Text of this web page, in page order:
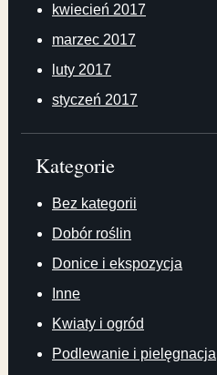
kwiecień 2017
marzec 2017
luty 2017
styczeń 2017
Kategorie
Bez kategorii
Dobór roślin
Donice i ekspozycja
Inne
Kwiaty i ogród
Podlewanie i pielęgnacja